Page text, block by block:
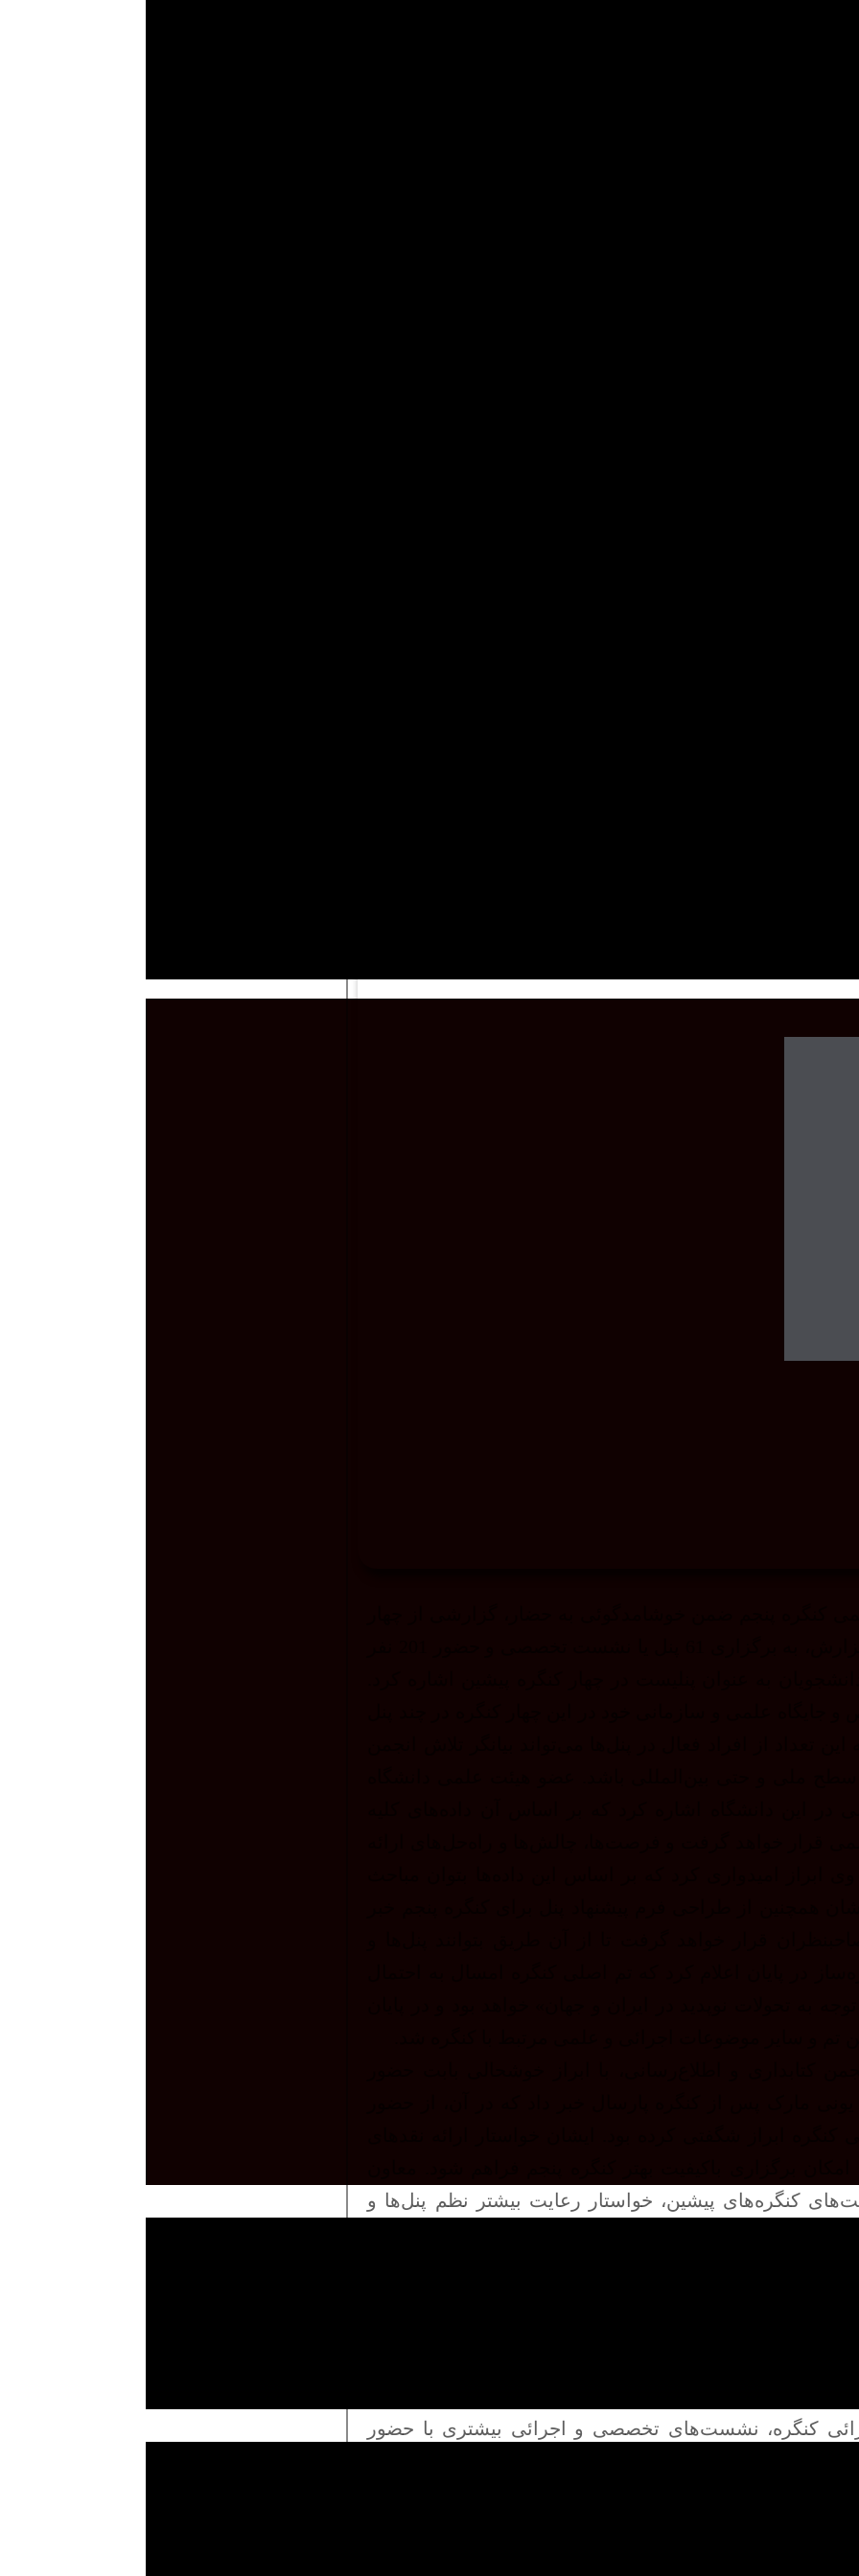
کنگره پنجم ضمن خوشامدگوئی به حضار، گزارشی از چهار
به عنوان پنلیست در چهار کنگره پیشین اشاره کرد.
جایگاه علمی و سازمانی خود در این چهار کنگره در چند پنل
تعداد از افراد فعال در پنل‌ها می‌تواند بیانگر تلاش انجمن
ملی و حتی بین‌المللی باشد. عضو هیئت علمی دانشگاه
این دانشگاه اشاره کرد که بر اساس آن داده‌های کلیه
قرار خواهد گرفت و فرصت‌ها، چالش‌ها و راه‌حل‌های ارائه
امیدواری کرد که بر اساس این داده‌ها بتوان مباحث
همچنین از طراحی فرم پیشنهاد پنل برای کنگره پنجم خبر
قرار خواهد گرفت تا از آن طریق بتوانند پنل‌ها و
در پایان اعلام کرد که تم اصلی کنگره امسال به احتمال
به تحولات نوپدید در ایران و جهان» خواهد بود و در پایان
تم و سایر موضوعات اجرائی و علمی مرتبط با کنگره شد.
کتابداری و اطلاع‌رسانی، با ابراز خوشحالی بابت حضور
مارک پس از کنگره پارسال خبر داد که در آن، از حضور
ابراز شگفتی کرده بود. ایشان خواستار ارائه نقدهای
برگزاری باکیفیت بهتر کنگره پنجم فراهم شود. معاون
کنگره‌های پیشین، خواستار رعایت بیشتر نظم پنل‌ها و
ایران به لطف فعالیت‌های علمی و حرفه‌ای بزرگانی
برخوردار بوده است ولی در سال‌های اخیر این احساس
کاهش کیفیت برخی از فعالیت‌های به ویژه حرفه‌ای هستیم که
ایشان با اشاره به مشکلات اقتصادی و همچنین تجربه‌های
و ارائه وعده نهار در کنگره شد.
به نمایندگی از کمیته اجرائی به حضار خوشامد گفت و اعلام
کنگره، نشست‌های تخصصی و اجرائی بیشتری با حضور
ایشان خواستار ارائه نقدهای صریح از سوی حضار شد و
اصلی این رویداد معرفی و تشریح کرد.
اسناد و کتابخانه ملی جمهوری اسلامی ایران، ضمن تشکر از
از یکی از جامعه‌شناسان برجسته، چهار ویژگی ارزشمندی،